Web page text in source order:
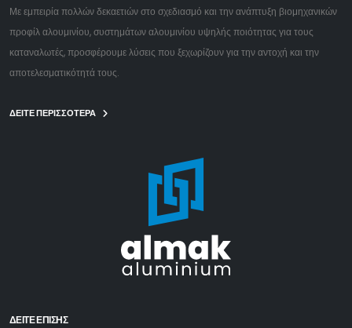
Με εμπειρία πολλών δεκαετιών στο σχεδιασμό και την ανάπτυξη βιομηχανικών
προφίλ αλουμινίου, συστημάτων αλουμινίου υψηλής ποιότητας για τους
καταναλωτές, προσφέρουμε λύσεις που ξεχωρίζουν για την αντοχή και την
αποτελεσματικότητά τους.
ΔΕΙΤΕ ΠΕΡΙΣΣΟΤΕΡΑ
ΔΕΊΤΕ ΕΠΙΣΗΣ